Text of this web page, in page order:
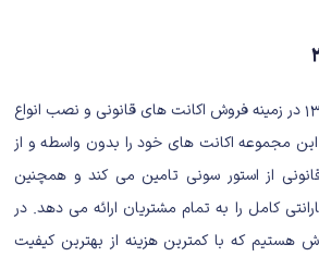
فعالیت خود را از سال ۱۳۹۸ در زمینه فروش اکانت های قانونی و نصب انواع
مجموعه اکانت های خود را بدون واسطه و از
از استور سونی تامین می کند و همچنین
کامل را به تمام مشتریان ارائه می دهد. در
هستیم که با کمترین هزینه از بهترین کیفیت